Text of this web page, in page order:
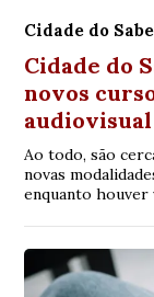
Cidade do
Cidade do
novos
Ao todo, são
novas
enquanto houver